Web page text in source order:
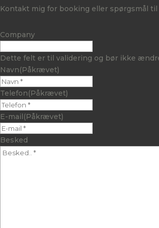
Kontakt mig for ​booking eller spørgsmål
Company
Dette felt er til validering og bør ikke
Navn(Påkrævet)
Telefon(Påkrævet)
E-mail(Påkrævet)
Besked